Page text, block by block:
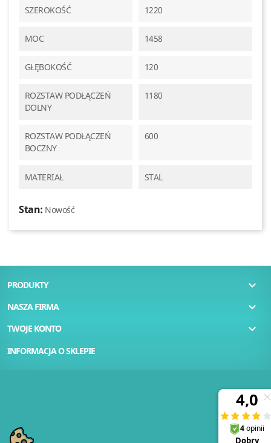
SZEROKOŚĆ 1220
MOC 1458
GŁĘBOKOŚĆ 120
ROZSTAW PODŁĄCZEŃ
DOLNY
1180
ROZSTAW PODŁĄCZEŃ
BOCZNY
600
MATERIAŁ STAL
Stan: Nowość
PRODUKTY 
NASZA FIRMA 
TWOJE KONTO 
INFORMACJA O SKLEPIE